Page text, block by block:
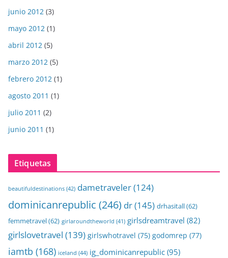
junio 2012 (3)
mayo 2012 (1)
abril 2012 (5)
marzo 2012 (5)
febrero 2012 (1)
agosto 2011 (1)
julio 2011 (2)
junio 2011 (1)
Etiquetas
beautifuldestinations (42) dametraveler(124)
dominicanrepublic (246) dr(145) drhasitall(62)
femmetravel(62) girlaroundtheworld (41) girlsdreamtravel (82)
girlslovetravel (139) girlswhotravel (75) godomrep (77)
iamtb (168) iceland (44) ig_dominicanrepublic (95)